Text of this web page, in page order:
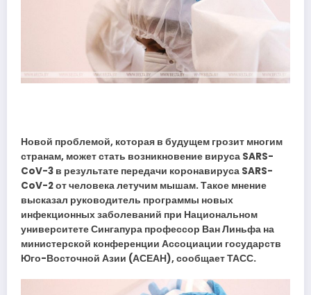
Новой проблемой, которая в будущем грозит многим
странам, может стать возникновение вируса SARS-
CoV-3 в результате передачи коронавируса SARS-
CoV-2 от человека летучим мышам. Такое мнение
высказал руководитель программы новых
инфекционных заболеваний при Национальном
университете Сингапура профессор Ван Линьфа на
министерской конференции Ассоциации государств
Юго-Восточной Азии (АСЕАН), сообщает ТАСС.